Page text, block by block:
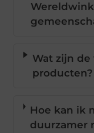
Wat zijn
producten?
Hoe kan ik
duurzamer